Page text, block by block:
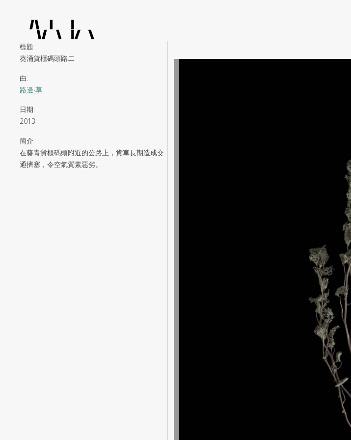
標題:
葵涌貨櫃碼頭路二
由:
路邊‧草
日期:
2013
簡介:
在葵青貨櫃碼頭附近的公路上，貨車長期造成交
通擠塞，令空氣質素惡劣。